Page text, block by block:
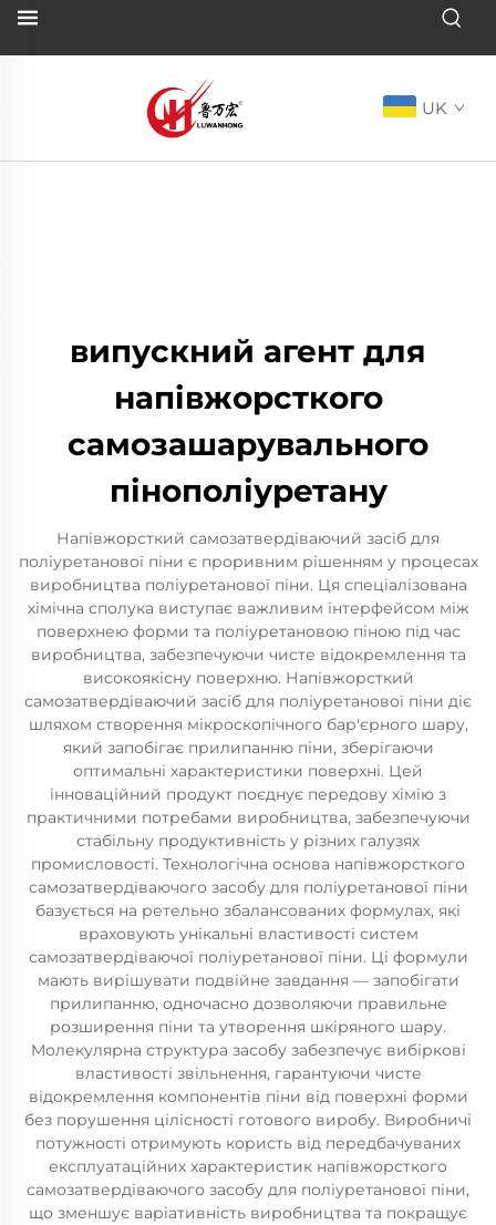
UK
випускний агент для
напівжорсткого
самозашарувального
пінополіуретану
Напівжорсткий самозатвердіваючий засіб для
поліуретанової піни є проривним рішенням у процесах
виробництва поліуретанової піни. Ця спеціалізована
хімічна сполука виступає важливим інтерфейсом між
поверхнею форми та поліуретановою піною під час
виробництва, забезпечуючи чисте відокремлення та
високоякісну поверхню. Напівжорсткий
самозатвердіваючий засіб для поліуретанової піни діє
шляхом створення мікроскопічного бар'єрного шару,
який запобігає прилипанню піни, зберігаючи
оптимальні характеристики поверхні. Цей
інноваційний продукт поєднує передову хімію з
практичними потребами виробництва, забезпечуючи
стабільну продуктивність у різних галузях
промисловості. Технологічна основа напівжорсткого
самозатвердіваючого засобу для поліуретанової піни
базується на ретельно збалансованих формулах, які
враховують унікальні властивості систем
самозатвердіваючої поліуретанової піни. Ці формули
мають вирішувати подвійне завдання — запобігати
прилипанню, одночасно дозволяючи правильне
розширення піни та утворення шкіряного шару.
Молекулярна структура засобу забезпечує вибіркові
властивості звільнення, гарантуючи чисте
відокремлення компонентів піни від поверхні форми
без порушення цілісності готового виробу. Виробничі
потужності отримують користь від передбачуваних
експлуатаційних характеристик напівжорсткого
самозатвердіваючого засобу для поліуретанової піни,
що зменшує варіативність виробництва та покращує